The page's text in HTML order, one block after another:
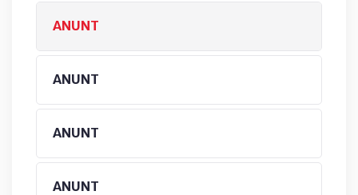
ANUNT
ANUNT
ANUNT
ANUNT